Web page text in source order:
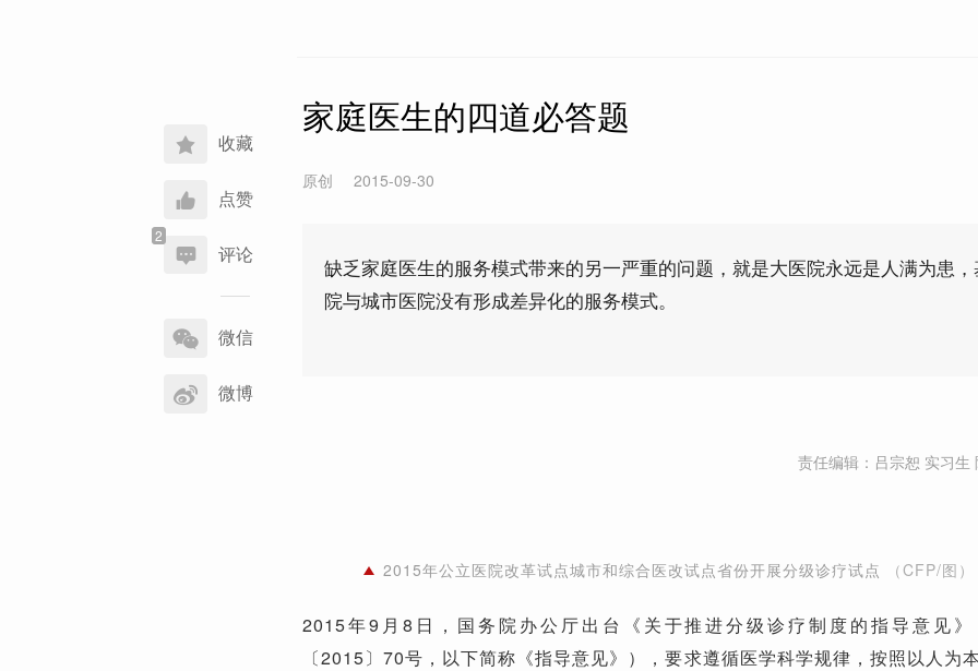
收藏
点赞
评论
享
到
微信
微博
家庭医生的四道必答题
原创 2015-09-30
缺乏家庭医生的服务模式带来的另一严重的问题，就是大医院永远是人满为患
院与城市医院没有形成差异化的服务模式。
责任编辑：吕宗恕 实习生
2015年公立医院改革试点城市和综合医改试点省份开展分级诊疗试点 （CFP/图）
2015年9月8日，国务院办公厅出台《关于推进分级诊疗制度的指导意见
〔2015〕70号，以下简称《指导意见》），要求遵循医学科学规律，按照以人为